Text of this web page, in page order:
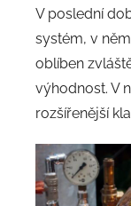
V poslední
systém, v
oblíben
výhodnost. V
rozšířenější